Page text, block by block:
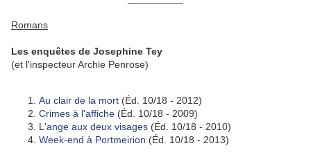
Romans
Les enquêtes de Josephine Tey
(et l'inspecteur Archie Penrose)
Au clair de la mort (Éd. 10/18 - 2012)
Crimes à l'affiche (Éd. 10/18 - 2009)
L'ange aux deux visages (Éd. 10/18 - 2010)
Week-end à Portmeirion (Éd. 10/18 - 2013)